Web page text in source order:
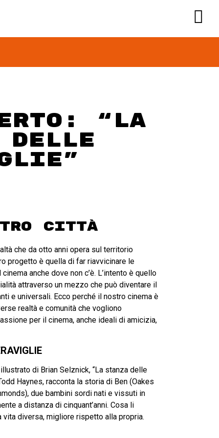
“La
delle
città
che da otto anni opera sul territorio
progetto è quella di far riavvicinare le
anche dove non c’è. L’intento è quello
attraverso un mezzo che può diventare il
e universali. Ecco perché il nostro cinema è
realtà e comunità che vogliono
per il cinema, anche ideali di amicizia,
di Brian Selznick, “La stanza delle
Haynes, racconta la storia di Ben (Oakes
due bambini sordi nati e vissuti in
a distanza di cinquant’anni. Cosa li
vita diversa, migliore rispetto alla propria.